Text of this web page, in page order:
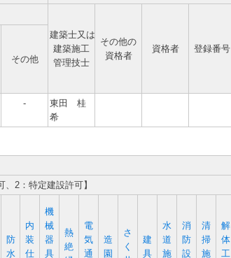
建築士又は
建築施工
管理技士
その他の
資格者
資格者 登録番号
その他
-
東田 桂
希
2：特定建設許可】
防
水
内
装
仕
機
械
器
具
熱
絶
電
気
通
造
園
さ
く
建
具
水
道
施
消
防
設
清
掃
施
解
体
工